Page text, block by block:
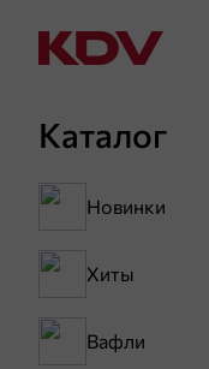
Каталог
Новинки
Хиты
Вафли